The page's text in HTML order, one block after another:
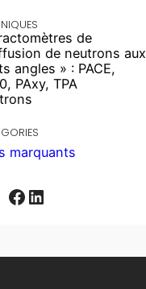
de
de neutrons aux
angles » : PACE,
PAxy, TPA
marquants
Facebook LinkedIn